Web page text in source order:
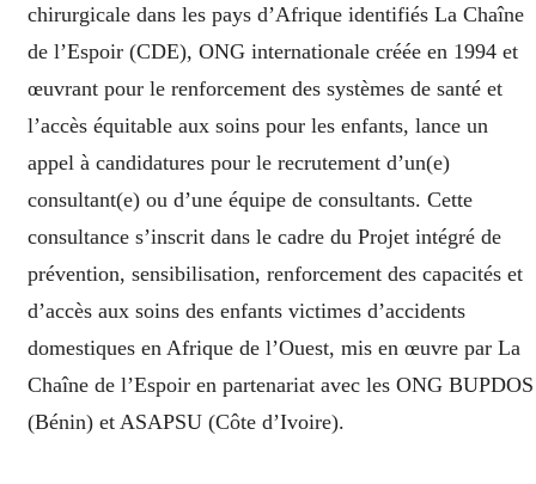
chirurgicale dans les pays d’Afrique identifiés La Chaîne
de l’Espoir (CDE), ONG internationale créée en 1994 et
œuvrant pour le renforcement des systèmes de santé et
l’accès équitable aux soins pour les enfants, lance un
appel à candidatures pour le recrutement d’un(e)
consultant(e) ou d’une équipe de consultants. Cette
consultance s’inscrit dans le cadre du Projet intégré de
prévention, sensibilisation, renforcement des capacités et
d’accès aux soins des enfants victimes d’accidents
domestiques en Afrique de l’Ouest, mis en œuvre par La
Chaîne de l’Espoir en partenariat avec les ONG BUPDOS
(Bénin) et ASAPSU (Côte d’Ivoire).